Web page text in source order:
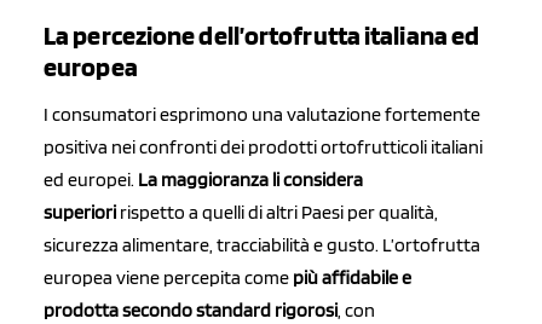
La percezione dell’ortofrutta italiana ed
europea
I consumatori esprimono una valutazione fortemente
positiva nei confronti dei prodotti ortofrutticoli italiani
ed europei. La maggioranza li considera
superiori rispetto a quelli di altri Paesi per qualità,
sicurezza alimentare, tracciabilità e gusto. L’ortofrutta
europea viene percepita come più affidabile e
prodotta secondo standard rigorosi, con